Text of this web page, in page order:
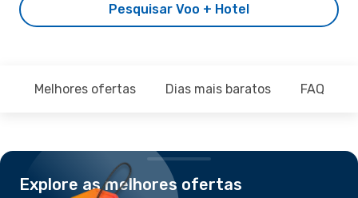
Pesquisar Voo + Hotel
Melhores ofertas Dias mais baratos FAQ
Explore as melhores ofertas